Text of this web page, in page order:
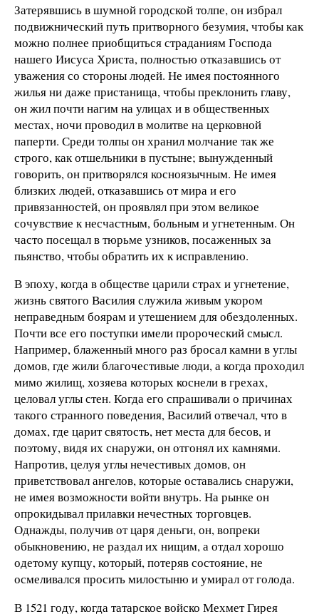
Затерявшись в шумной городской толпе, он избрал
подвижнический путь притворного безумия, чтобы как
можно полнее приобщиться страданиям Господа
нашего Иисуса Христа, полностью отказавшись от
уважения со стороны людей. Не имея постоянного
жилья ни даже пристанища, чтобы преклонить главу,
он жил почти нагим на улицах и в общественных
местах, ночи проводил в молитве на церковной
паперти. Среди толпы он хранил молчание так же
строго, как отшельники в пустыне; вынужденный
говорить, он притворялся косноязычным. Не имея
близких людей, отказавшись от мира и его
привязанностей, он проявлял при этом великое
сочувствие к несчастным, больным и угнетенным. Он
часто посещал в тюрьме узников, посаженных за
пьянство, чтобы обратить их к исправлению.
В эпоху, когда в обществе царили страх и угнетение,
жизнь святого Василия служила живым укором
неправедным боярам и утешением для обездоленных.
Почти все его поступки имели пророческий смысл.
Например, блаженный много раз бросал камни в углы
домов, где жили благочестивые люди, а когда проходил
мимо жилищ, хозяева которых коснели в грехах,
целовал углы стен. Когда его спрашивали о причинах
такого странного поведения, Василий отвечал, что в
домах, где царит святость, нет места для бесов, и
поэтому, видя их снаружи, он отгонял их камнями.
Напротив, целуя углы нечестивых домов, он
приветствовал ангелов, которые оставались снаружи,
не имея возможности войти внутрь. На рынке он
опрокидывал прилавки нечестных торговцев.
Однажды, получив от царя деньги, он, вопреки
обыкновению, не раздал их нищим, а отдал хорошо
одетому купцу, который, потеряв состояние, не
осмеливался просить милостыню и умирал от голода.
В 1521 году, когда татарское войско Мехмет Гирея